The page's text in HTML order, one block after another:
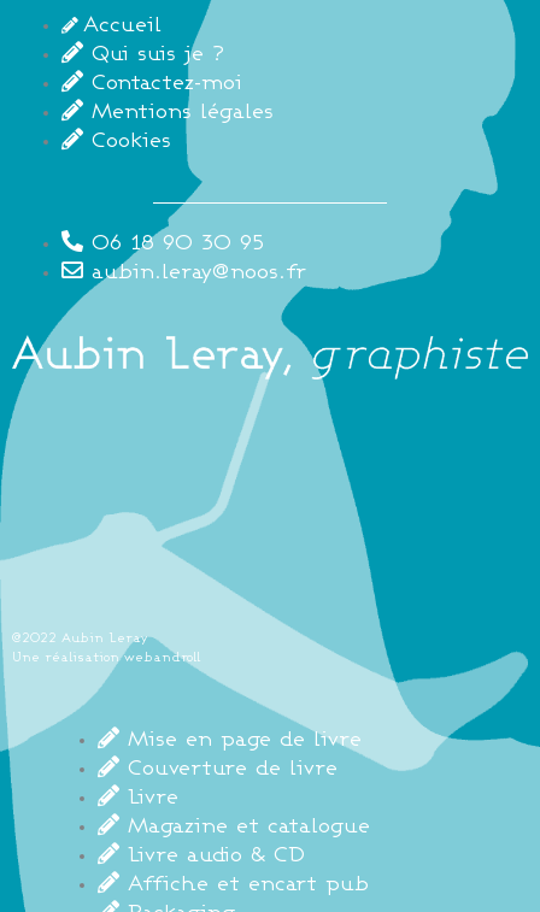
Accueil
Qui suis je ?
Contactez-moi
Mentions légales
Cookies
06 18 90 30 95
aubin.leray@noos.fr
@2022 Aubin Leray
Une réalisation webandroll
Mise en page de livre
Couverture de livre
Livre
Magazine et catalogue
Livre audio & CD
Affiche et encart pub